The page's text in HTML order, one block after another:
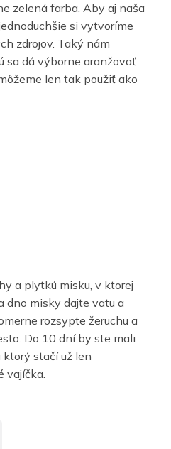
zelená farba. Aby aj naša
si vytvoríme
zdrojov. Taký nám
sa dá výborne aranžovať
len tak použiť ako
a plytkú misku, v ktorej
dno misky dajte vatu a
rozsypte žeruchu a
Do 10 dní by ste mali
stačí už len
vajíčka.